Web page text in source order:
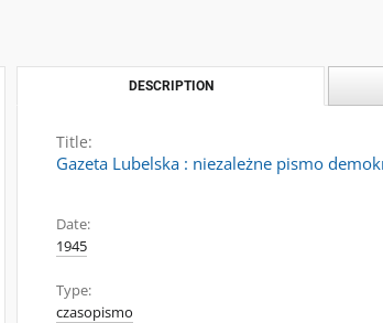
DESCRIPTION
Title:
Gazeta Lubelska : niezależne pismo
Date:
1945
Type:
czasopismo